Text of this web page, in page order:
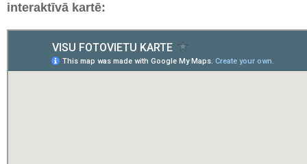
interaktīvā kartē: